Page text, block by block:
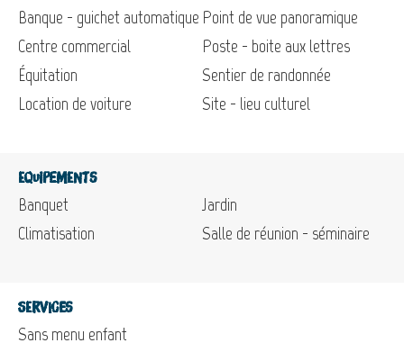
Banque - guichet automatique
Centre commercial
Équitation
Location de voiture
Point de vue panoramique
Poste - boite aux lettres
Sentier de randonnée
Site - lieu culturel
Equipements
Banquet
Climatisation
Jardin
Salle de réunion - séminaire
Services
Sans menu enfant